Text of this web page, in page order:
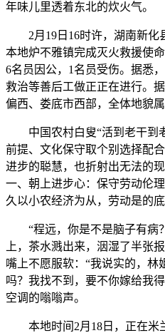
年味儿里透着东北的炊火气。
2月19日16时许，湖南新化
本地炉不雅镇完成灭火救援使
6名员因公，1名员受伤。据悉
救治等善后工做正正在进行。
偏西、娄底市西部，全体地貌属
中国农村白叟“活到老干到
前提、文化保守取个别选择配
进步的聪慧，也折射出无法的
一、朝上进步心：保守劳动伦
久以小农经济为从，劳动是的底
“程远，你是不是脑子有病
上，茶水溅出来，洇湿了半张
嘴上不愿服软：“我说实的，林
吗？我找不到，要不你嫁给我
空调的嗡嗡声。
本地时间2月18日，正在米